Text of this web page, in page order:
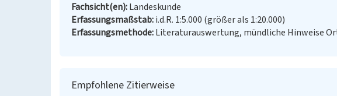
Fachsicht(en) Landeskunde
Erfassungsmaßstab i.d.R. 1:5.000 (größer als 1:20.000)
Erfassungsmethode Literaturauswertung, mündliche Hinweise
Empfohlene Zitierweise